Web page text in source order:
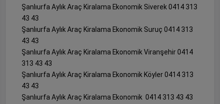
Şanlıurfa Aylık Araç Kiralama Ekonomik Siverek 0414 313
43 43
Şanlıurfa Aylık Araç Kiralama Ekonomik Suruç 0414 313
43 43
Şanlıurfa Aylık Araç Kiralama Ekonomik Viranşehir 0414
313 43 43
Şanlıurfa Aylık Araç Kiralama Ekonomik Köyler 0414 313
43 43
Şanlıurfa Aylık Araç Kiralama Ekonomik 0414 313 43 43